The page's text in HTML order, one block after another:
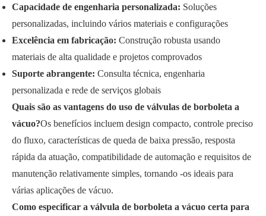
Capacidade de engenharia personalizada: Soluções
personalizadas, incluindo vários materiais e configurações
Excelência em fabricação: Construção robusta usando
materiais de alta qualidade e projetos comprovados
Suporte abrangente: Consulta técnica, engenharia
personalizada e rede de serviços globais
Quais são as vantagens do uso de válvulas de borboleta a
vácuo?Os benefícios incluem design compacto, controle preciso
do fluxo, características de queda de baixa pressão, resposta
rápida da atuação, compatibilidade de automação e requisitos de
manutenção relativamente simples, tornando -os ideais para
várias aplicações de vácuo.
Como especificar a válvula de borboleta a vácuo certa para